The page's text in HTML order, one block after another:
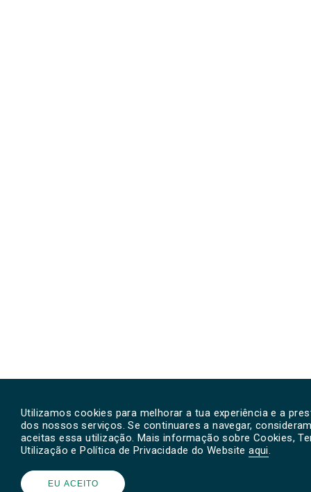
Utilizamos cookies para melhorar a tua experiência e a
dos nossos serviços. Se continuares a navegar,
aceitas essa utilização. Mais informação sobre Cookies,
Utilização e Política de Privacidade do Websiteaqui.
EU ACEITO